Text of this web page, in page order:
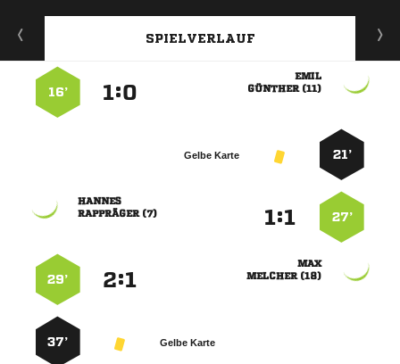
SPIELVERLAUF

 
:
16’
21’
Gelbe Karte
27’
:

 

 
:
29’
Gelbe Karte
37’